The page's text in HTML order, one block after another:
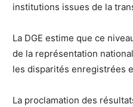
institutions issues de la
La DGE estime que ce
de la représentation
les disparités enregistrées
La proclamation des